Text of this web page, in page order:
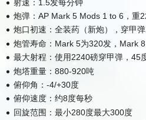
射速：1.5发每分钟
炮弹：AP Mark 5 Mods 1 to 6，重
炮口初速：全装药（新炮），穿甲
炮管寿命：Mark 5为320发，Mark
最大射程：使用2240磅穿甲弹，45
炮塔重量：880-920吨
俯仰角：-4/+30度
俯仰速度：约8度每秒
回旋范围：最小280度最大300度